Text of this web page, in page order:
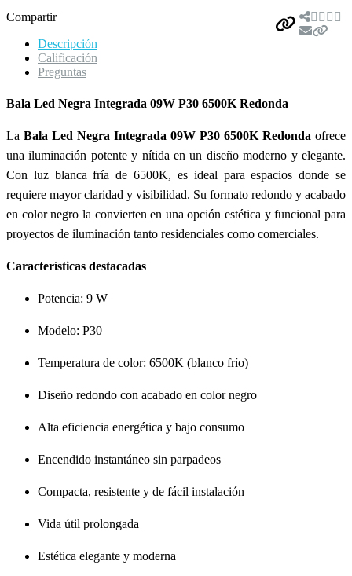
Compartir
Descripción
Calificación
Preguntas
Bala Led Negra Integrada 09W P30 6500K Redonda
La Bala Led Negra Integrada 09W P30 6500K Redonda ofrece
una iluminación potente y nítida en un diseño moderno y elegante.
Con luz blanca fría de 6500K, es ideal para espacios donde se
requiere mayor claridad y visibilidad. Su formato redondo y acabado
en color negro la convierten en una opción estética y funcional para
proyectos de iluminación tanto residenciales como comerciales.
Características destacadas
Potencia: 9 W
Modelo: P30
Temperatura de color: 6500K (blanco frío)
Diseño redondo con acabado en color negro
Alta eficiencia energética y bajo consumo
Encendido instantáneo sin parpadeos
Compacta, resistente y de fácil instalación
Vida útil prolongada
Estética elegante y moderna